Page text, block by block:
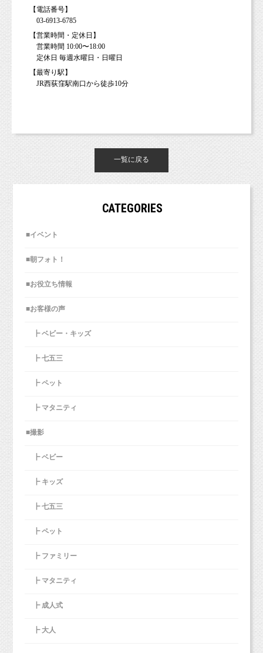
【電話番号】
03-6913-6785
【営業時間・定休日】
営業時間 10:00〜18:00
定休日 毎週水曜日・日曜日
【最寄り駅】
JR西荻窪駅南口から徒歩10分
一覧に戻る
CATEGORIES
■イベント
■朝フォト！
■お役立ち情報
■お客様の声
┣ ベビー・キッズ
┣ 七五三
┣ ペット
┣ マタニティ
■撮影
┣ ベビー
┣ キッズ
┣ 七五三
┣ ペット
┣ ファミリー
┣ マタニティ
┣ 成人式
┣ 大人